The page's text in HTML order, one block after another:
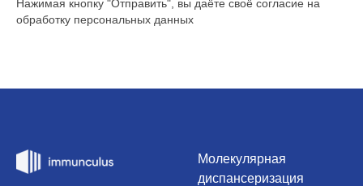
Нажимая кнопку "Отправить", вы даёте своё согласие на
обработку персональных данных
Молекулярная
диспансеризация